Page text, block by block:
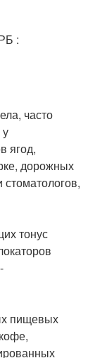
:
часто
ягод,
дорожных
тонус
пищевых